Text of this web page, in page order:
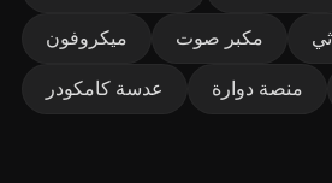
ميكروفون مكبر صوت
عدسة كامكودر منصة دوارة